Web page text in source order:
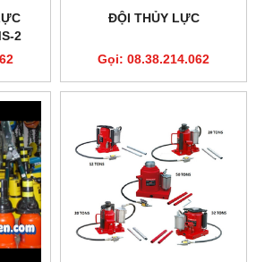
2
ĐỘI THỦY LỰC
Gọi: 08.38.214.062